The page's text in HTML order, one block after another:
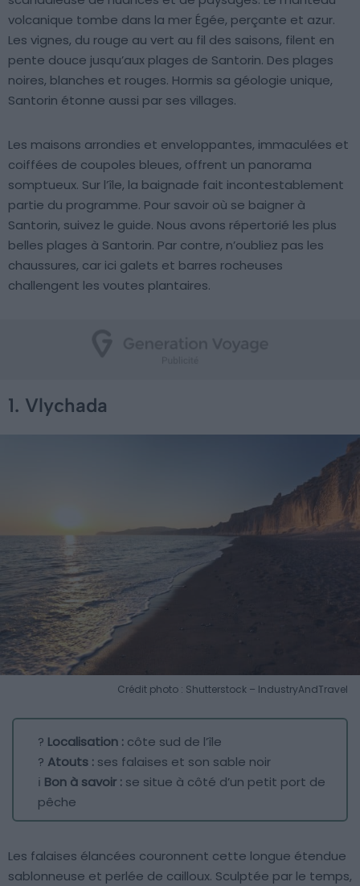
volcanique tombe dans la mer Égée, perçante et azur.
Les vignes, du rouge au vert au fil des saisons, filent en
pente douce jusqu’aux plages de Santorin. Des plages
noires, blanches et rouges. Hormis sa géologie unique,
Santorin étonne aussi par ses villages.
Les maisons arrondies et enveloppantes, immaculées et
coiffées de coupoles bleues, offrent un panorama
somptueux. Sur l’île, la baignade fait incontestablement
partie du programme. Pour savoir où se baigner à
Santorin, suivez le guide. Nous avons répertorié les plus
belles plages à Santorin. Par contre, n’oubliez pas les
chaussures, car ici galets et barres rocheuses
challengent les voutes plantaires.
1. Vlychada
Crédit photo : Shutterstock – IndustryAndTravel
? Localisation : côte sud de l’île
? Atouts : ses falaises et son sable noir
ℹ️ Bon à savoir : se situe à côté d’un petit port de
pêche
Les falaises élancées couronnent cette longue étendue
sablonneuse et perlée de cailloux. Sculptée par le temps,